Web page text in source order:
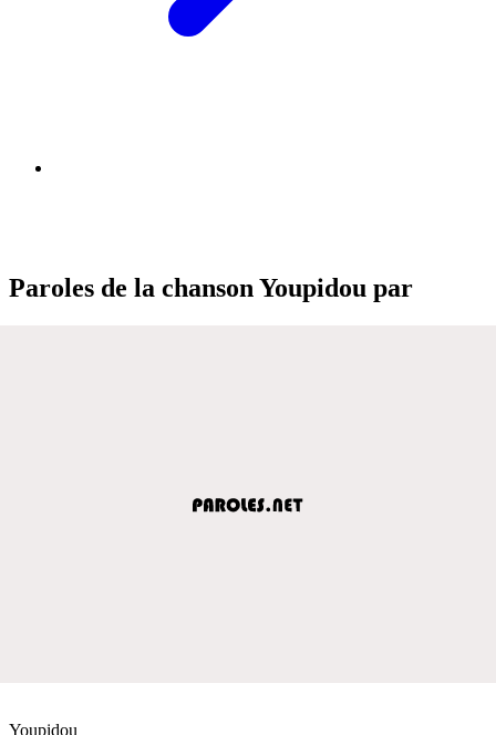
Paroles de la chanson Youpidou par
Youpidou